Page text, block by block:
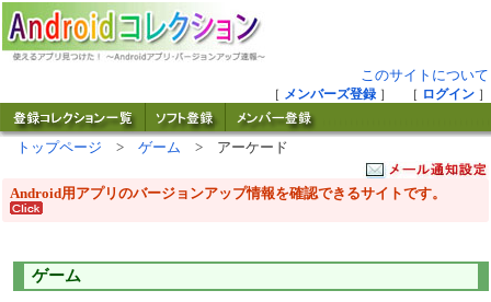
このサイトについて
［ メンバーズ登録］ ［ ログイン ］
トップページ > ゲーム > アーケード
Android用アプリのバージョンアップ情報を確認できるサイトです。
ゲーム